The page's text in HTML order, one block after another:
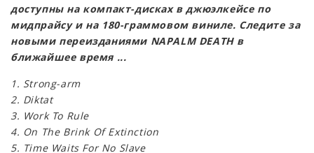
доступны на компакт-дисках в джюэлкейсе по
мидпрайсу и на 180-граммовом виниле. Следите за
новыми переизданиями NAPALM DEATH в
ближайшее время ...
1. Strong-arm
2. Diktat
3. Work To Rule
4. On The Brink Of Extinction
5. Time Waits For No Slave